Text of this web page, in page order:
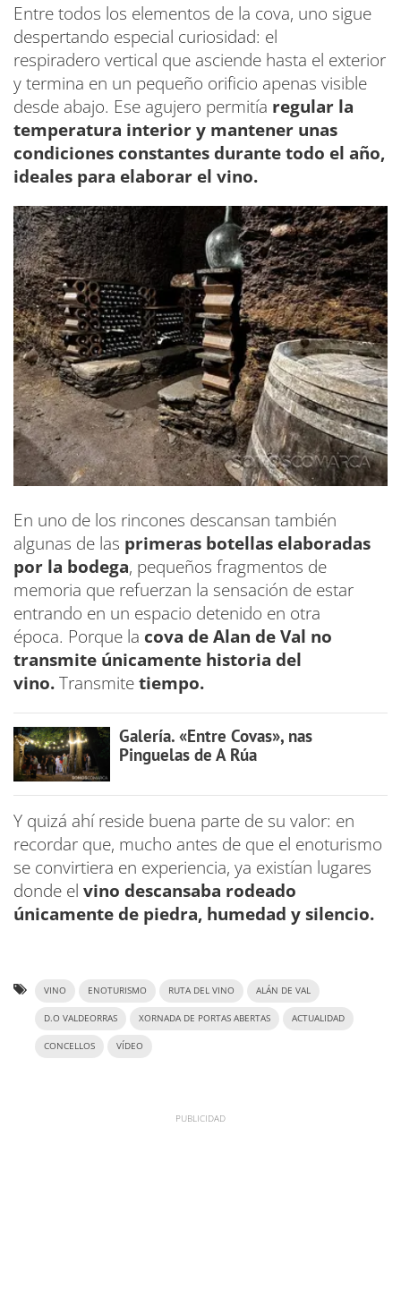
Entre todos los elementos de la cova, uno sigue
despertando especial curiosidad: el
respiradero vertical que asciende hasta el exterior
y termina en un pequeño orificio apenas visible
desde abajo. Ese agujero permitía regular la
temperatura interior y mantener unas
condiciones constantes durante todo el año,
ideales para elaborar el vino.
En uno de los rincones descansan también
algunas de las primeras botellas elaboradas
por la bodega, pequeños fragmentos de
memoria que refuerzan la sensación de estar
entrando en un espacio detenido en otra
época. Porque la cova de Alan de Val no
transmite únicamente historia del
vino.Transmitetiempo.
Galería. «Entre Covas», nas
Pinguelas de A Rúa
Y quizá ahí reside buena parte de su valor: en
recordar que, mucho antes de que el enoturismo
se convirtiera en experiencia, ya existían lugares
donde el vino descansaba rodeado
únicamente de piedra, humedad y silencio.
VINO ENOTURISMO RUTA DEL VINO ALÁN DE VAL
D.O VALDEORRAS XORNADA DE PORTAS ABERTAS ACTUALIDAD
CONCELLOS VÍDEO